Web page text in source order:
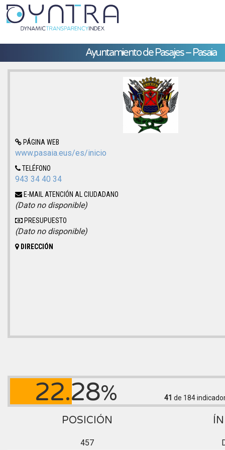
Ayuntamiento de Pasajes – Pasaia
PÁGINA WEB
www.pasaia.eus/es/inicio
TELÉFONO
943 34 40 34
E-MAIL ATENCIÓN AL CIUDADANO
(Dato no disponible)
PRESUPUESTO
(Dato no disponible)
DIRECCIÓN
22.28% 41 de 184
POSICIÓN
457